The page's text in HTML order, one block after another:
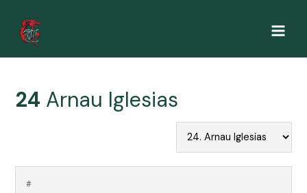
contenido
Main
24 Arnau Iglesias
#